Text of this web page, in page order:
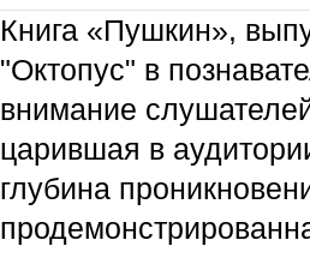
Книга «Пушкин»,
"Октопус" в
внимание
царившая в
глубина